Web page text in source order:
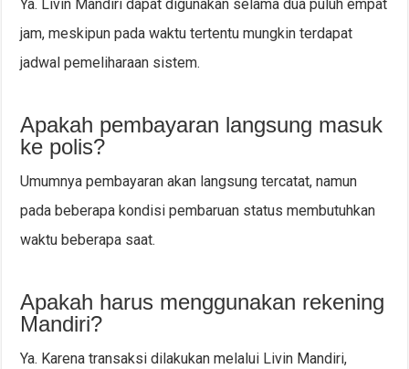
Ya. Livin Mandiri dapat digunakan selama dua puluh empat
jam, meskipun pada waktu tertentu mungkin terdapat
jadwal pemeliharaan sistem.
Apakah pembayaran langsung masuk
ke polis?
Umumnya pembayaran akan langsung tercatat, namun
pada beberapa kondisi pembaruan status membutuhkan
waktu beberapa saat.
Apakah harus menggunakan rekening
Mandiri?
Ya. Karena transaksi dilakukan melalui Livin Mandiri,